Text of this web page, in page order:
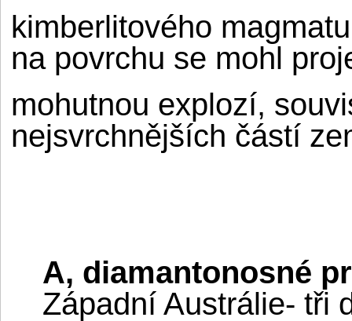
kimberlitového
na povrchu se mohl
mohutnou explozí,
nejsvrchnějších částí
A, diamantonosné
Západní Austrálie- tři